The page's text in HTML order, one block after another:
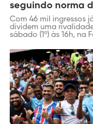
seguindo norma
Com 46 mil ingressos
dividem uma
sábado (1º) às 16h, na